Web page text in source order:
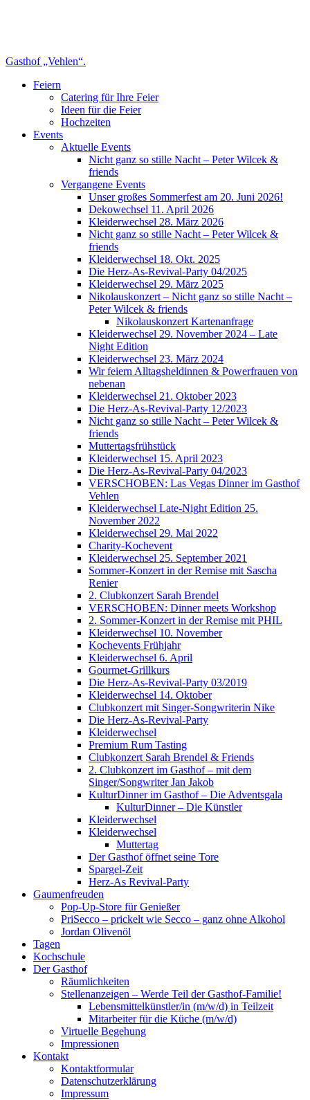
Gasthof „Vehlen“.
Feiern
Catering für Ihre Feier
Ideen für die Feier
Hochzeiten
Events
Aktuelle Events
Nicht ganz so stille Nacht – Peter Wilcek &
friends
Vergangene Events
Unser großes Sommerfest am 20. Juni 2026!
Dekowechsel 11. April 2026
Kleiderwechsel 28. März 2026
Nicht ganz so stille Nacht – Peter Wilcek &
friends
Kleiderwechsel 18. Okt. 2025
Die Herz-As-Revival-Party 04/2025
Kleiderwechsel 29. März 2025
Nikolauskonzert – Nicht ganz so stille Nacht –
Peter Wilcek & friends
Nikolauskonzert Kartenanfrage
Kleiderwechsel 29. November 2024 – Late
Night Edition
Kleiderwechsel 23. März 2024
Wir feiern Alltagsheldinnen & Powerfrauen von
nebenan
Kleiderwechsel 21. Oktober 2023
Die Herz-As-Revival-Party 12/2023
Nicht ganz so stille Nacht – Peter Wilcek &
friends
Muttertagsfrühstück
Kleiderwechsel 15. April 2023
Die Herz-As-Revival-Party 04/2023
VERSCHOBEN: Las Vegas Dinner im Gasthof
Vehlen
Kleiderwechsel Late-Night Edition 25.
November 2022
Kleiderwechsel 29. Mai 2022
Charity-Kochevent
Kleiderwechsel 25. September 2021
Sommer-Konzert in der Remise mit Sascha
Renier
2. Clubkonzert Sarah Brendel
VERSCHOBEN: Dinner meets Workshop
2. Sommer-Konzert in der Remise mit PHIL
Kleiderwechsel 10. November
Kochevents Frühjahr
Kleiderwechsel 6. April
Gourmet-Grillkurs
Die Herz-As-Revival-Party 03/2019
Kleiderwechsel 14. Oktober
Clubkonzert mit Singer-Songwriterin Nike
Die Herz-As-Revival-Party
Kleiderwechsel
Premium Rum Tasting
Clubkonzert Sarah Brendel & Friends
2. Clubkonzert im Gasthof – mit dem
Singer/Songwriter Jan Jakob
KulturDinner im Gasthof – Die Adventsgala
KulturDinner – Die Künstler
Kleiderwechsel
Kleiderwechsel
Muttertag
Der Gasthof öffnet seine Tore
Spargel-Zeit
Herz-As Revival-Party
Gaumenfreuden
Pop-Up-Store für Genießer
PriSecco – prickelt wie Secco – ganz ohne Alkohol
Jordan Olivenöl
Tagen
Kochschule
Der Gasthof
Räumlichkeiten
Stellenanzeigen – Werde Teil der Gasthof-Familie!
Lebensmittelkünstler/in (m/w/d) in Teilzeit
Mitarbeiter für die Küche (m/w/d)
Virtuelle Begehung
Impressionen
Kontakt
Kontaktformular
Datenschutzerklärung
Impressum